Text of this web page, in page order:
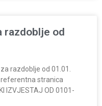
razdoblje od
razdoblje od 01.01.
referentna stranica
IZVJESTAJ OD 0101-